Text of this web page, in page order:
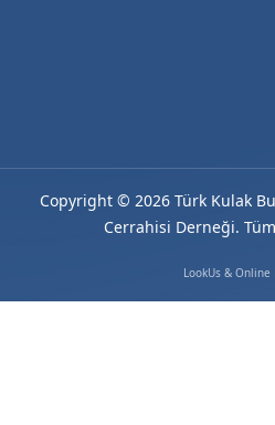
Copyright © 2026 Türk Kulak
Cerrahisi Derneği. Tüm
LookUs & Online